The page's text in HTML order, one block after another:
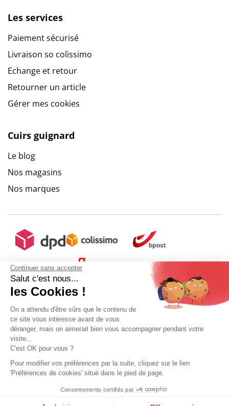
Continuer sans accepter
Salut c'est nous...
les Cookies !
On a attendu d'être sûrs que le contenu de
ce site vous intéresse avant de vous
déranger, mais on aimerait bien vous accompagner pendant votre
visite...
C'est OK pour vous ?
Pour modifier vos préférences par la suite, cliquez sur le lien
'Préférences de cookies' situé dans le pied de page.
Consentements certifiés par
Les services
Paiement sécurisé
Livraison so colissimo
Echange et retour
Retourner un article
Gérer mes cookies
Cuirs guignard
Le blog
Nos magasins
Nos marques
Gestion des données personnelles